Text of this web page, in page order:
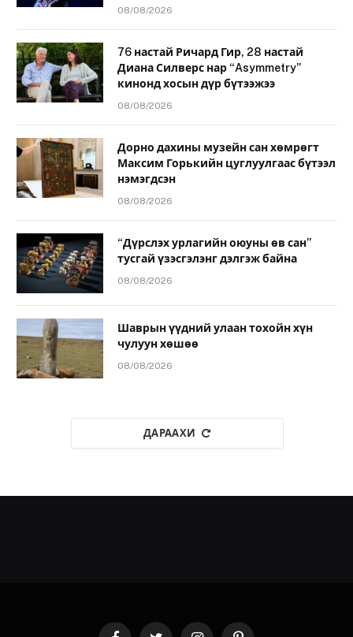
08/08/2026
76 настай Ричард Гир, 28 настай
Диана Силверс нар “Asymmetry”
кинонд хосын дүр бүтээжээ
08/08/2026
Дорно дахины музейн сан хөмрөгт
Максим Горькийн цуглуулгаас бүтээл
нэмэгдсэн
08/08/2026
“Дүрслэх урлагийн оюуны өв сан”
тусгай үзэсгэлэнг дэлгэж байна
08/08/2026
Шаврын үүдний улаан тохойн хүн
чулуун хөшөө
08/08/2026
ДАРААХИ